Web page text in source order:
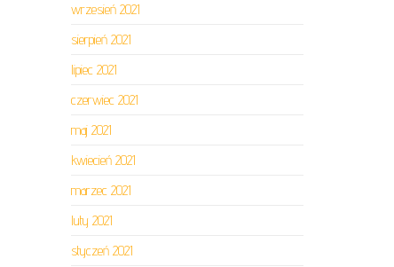
wrzesień 2021
sierpień 2021
lipiec 2021
czerwiec 2021
maj 2021
kwiecień 2021
marzec 2021
luty 2021
styczeń 2021